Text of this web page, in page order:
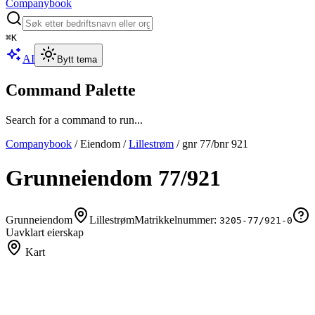
Companybook
⌘K
AI Bytt tema
Command Palette
Search for a command to run...
Companybook /Eiendom /Lillestrøm / gnr 77/bnr921
Grunneiendom 77/921
Grunneiendom LillestrømMatrikkelnummer: 3205-77/921-0
Uavklart eierskap
Kart